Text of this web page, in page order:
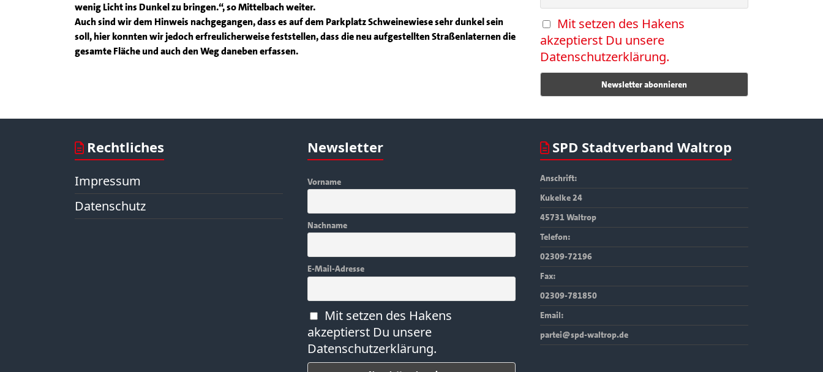
wenig Licht ins Dunkel zu bringen.“, so Mittelbach weiter.
Auch sind wir dem Hinweis nachgegangen, dass es auf dem Parkplatz Schweinewiese sehr dunkel sein
soll, hier konnten wir jedoch erfreulicherweise feststellen, dass die neu aufgestellten Straßenlaternen die
gesamte Fläche und auch den Weg daneben erfassen.
Mit setzen des Hakens
akzeptierst Du unsere
Datenschutzerklärung.
Rechtliches
Impressum
Datenschutz
Newsletter
Vorname
Nachname
E-Mail-Adresse
Mit setzen des Hakens
akzeptierst Du unsere
Datenschutzerklärung.
SPD Stadtverband Waltrop
Anschrift:
Kukelke 24
45731 Waltrop
Telefon:
02309-72196
Fax:
02309-781850
Email:
partei@spd-waltrop.de